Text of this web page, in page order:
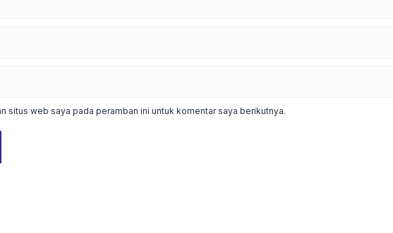
situs web saya pada peramban ini untuk komentar saya berikutnya.